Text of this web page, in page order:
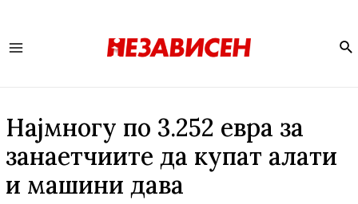
Најмногу по 3.252 евра за
занаетчиите да купат алати
и машини дава